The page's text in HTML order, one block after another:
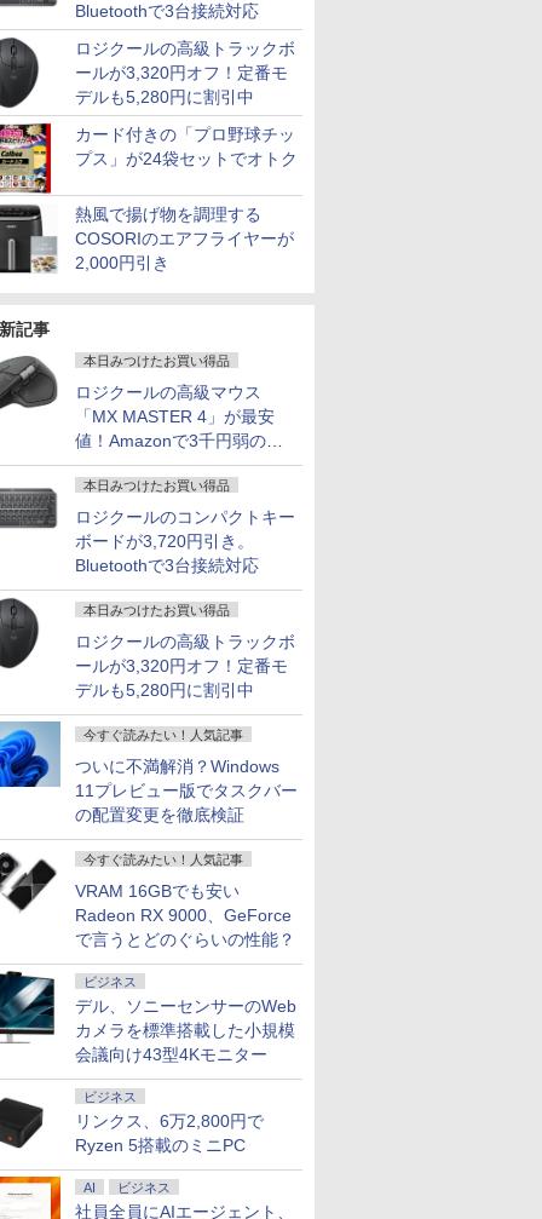
Bluetoothで3台接続対応
ロジクールの高級トラックボ
ールが3,320円オフ！定番モ
デルも5,280円に割引中
カード付きの「プロ野球チッ
プス」が24袋セットでオトク
熱風で揚げ物を調理する
COSORIのエアフライヤーが
2,000円引き
記事
本日みつけたお買い得品
ロジクールの高級マウス
「MX MASTER 4」が最安
値！Amazonで3千円弱の割
引
本日みつけたお買い得品
ロジクールのコンパクトキー
ボードが3,720円引き。
Bluetoothで3台接続対応
本日みつけたお買い得品
ロジクールの高級トラックボ
ールが3,320円オフ！定番モ
デルも5,280円に割引中
今すぐ読みたい！人気記事
ついに不満解消？Windows
11プレビュー版でタスクバー
の配置変更を徹底検証
今すぐ読みたい！人気記事
VRAM 16GBでも安い
Radeon RX 9000、GeForce
で言うとどのぐらいの性能？
ビジネス
デル、ソニーセンサーのWeb
カメラを標準搭載した小規模
会議向け43型4Kモニター
ビジネス
リンクス、6万2,800円で
Ryzen 5搭載のミニPC
AI ビジネス
社員全員にAIエージェント、